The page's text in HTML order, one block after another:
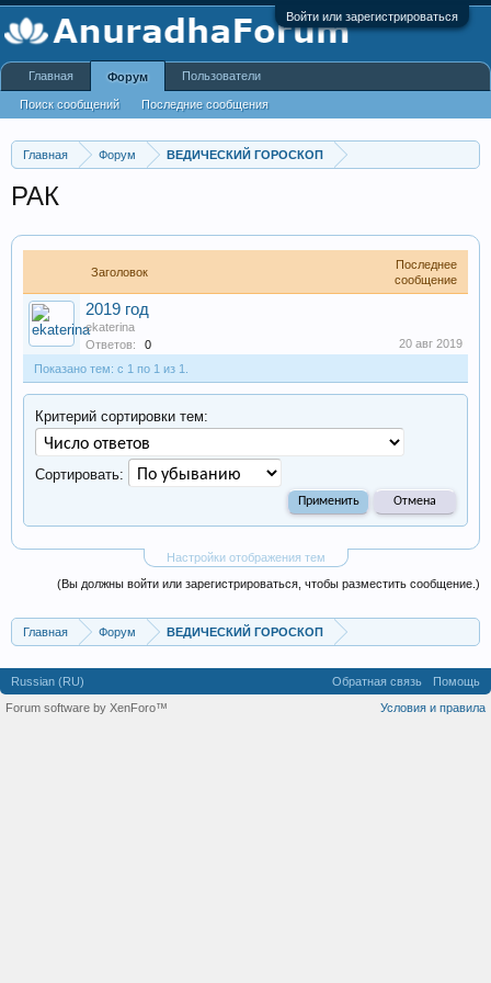
Войти или зарегистрироваться
Главная Форум ВЕДИЧЕСКИЙ ГОРОСКОП
РАК
Заголовок
Последнее
сообщение
2019 год
ekaterina
Ответов:
0
20 авг 2019
Показано тем: с 1 по 1 из 1.
Настройки отображения тем
Критерий сортировки тем:
Сортировать:
(Вы должны войти или зарегистрироваться, чтобы разместить сообщение.)
Главная Форум ВЕДИЧЕСКИЙ ГОРОСКОП
Главная Форум
Поиск сообщений Последние сообщения
Пользователи
Russian (RU) Обратная связь
Помощь
Условия и правила
Forum software by XenForo™